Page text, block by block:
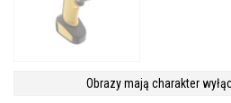
Obrazy mają charakter